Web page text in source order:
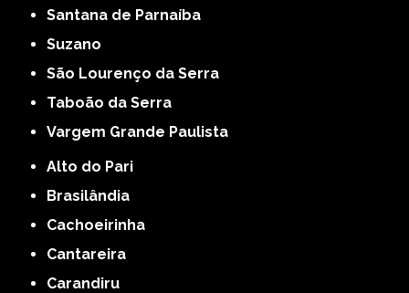
Santana de Parnaíba
Suzano
São Lourenço da Serra
Taboão da Serra
Vargem Grande Paulista
Alto do Pari
Brasilândia
Cachoeirinha
Cantareira
Carandiru